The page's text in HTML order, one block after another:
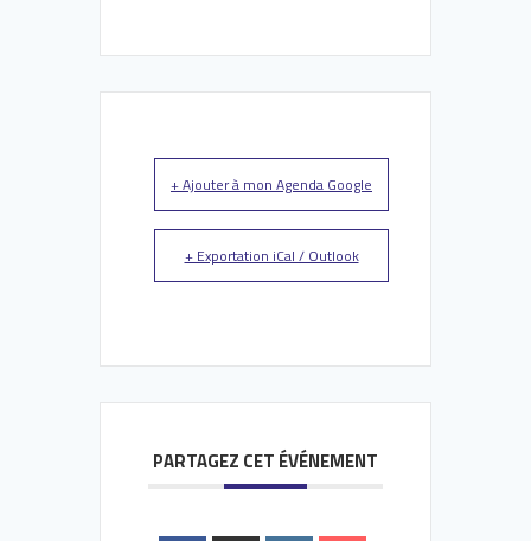
+ Ajouter à mon Agenda Google
+ Exportation iCal / Outlook
PARTAGEZ CET ÉVÉNEMENT